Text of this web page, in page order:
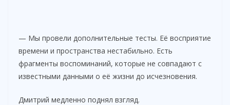
— Мы провели дополнительные тесты. Её восприятие
времени и пространства нестабильно. Есть
фрагменты воспоминаний, которые не совпадают с
известными данными о её жизни до исчезновения.
Дмитрий медленно поднял взгляд.